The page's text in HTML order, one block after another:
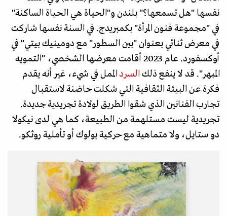
نفسها "هل تسمعها؟" بلندن و"الحياة هي الحياة الساكنة"
في "مجموعة فنون المرأة" بكمبريدج. في السنة نفسها شاركت
في معرض ثنائي بعنوان "بين السطور" مع دومينيك بيتي" في
أوكسفورد. عام 2023 أقامت معرضها الشخصي، "التمويه
المبهر". قد لا ينفع ذلك السرد الممل في شيء، غير أنه يقدم
فكرة عن البيئة الثقافية التي شكلت حاضنة لاستقبال
تجارب الفنانين الذي شقوا الطريق لولادة تجريدية جديدة.
تجريدية ليست مستلهمة من الطبيعة، كما هي لدى نيكولا
دو ستايل، ولا متماهية مع حركية بولوك أو تأملية روثكو.